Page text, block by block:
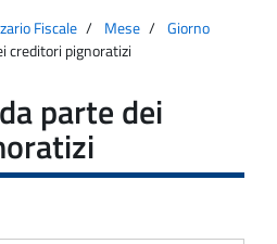
Fiscale Mese
Giorno
creditori pignoratizi
parte dei